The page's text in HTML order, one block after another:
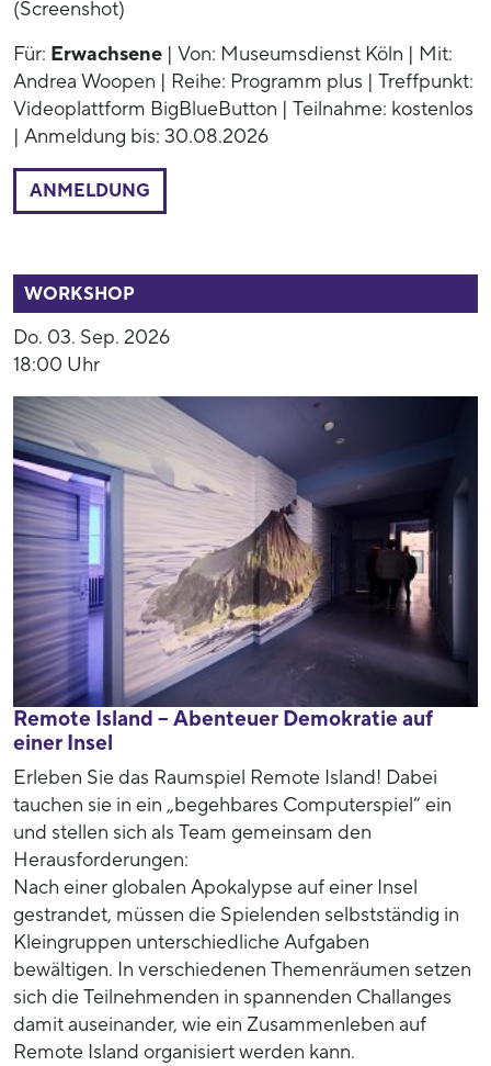
(Screenshot)
Für: Erwachsene | Von: Museumsdienst Köln | Mit:
Andrea Woopen | Reihe: Programm plus | Treffpunkt:
Videoplattform BigBlueButton | Teilnahme: kostenlos
| Anmeldung bis: 30.08.2026
ANMELDUNG
WORKSHOP
Do. 03. Sep. 2026
18:00 Uhr
Remote Island – Abenteuer Demokratie auf
einer Insel
Erleben Sie das Raumspiel Remote Island! Dabei
tauchen sie in ein „begehbares Computerspiel“ ein
und stellen sich als Team gemeinsam den
Herausforderungen:
Nach einer globalen Apokalypse auf einer Insel
gestrandet, müssen die Spielenden selbstständig in
Kleingruppen unterschiedliche Aufgaben
bewältigen. In verschiedenen Themenräumen setzen
sich die Teilnehmenden in spannenden Challanges
damit auseinander, wie ein Zusammenleben auf
Remote Island organisiert werden kann.